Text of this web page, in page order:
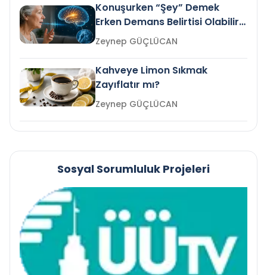
Konuşurken “Şey” Demek
Erken Demans Belirtisi Olabilir
mi?
Zeynep GÜÇLÜCAN
Kahveye Limon Sıkmak
Zayıflatır mı?
Zeynep GÜÇLÜCAN
Sosyal Sorumluluk Projeleri